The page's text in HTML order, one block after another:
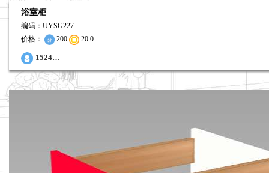
浴室柜
编码：UYSG227
价格：
200 20.0
1524…